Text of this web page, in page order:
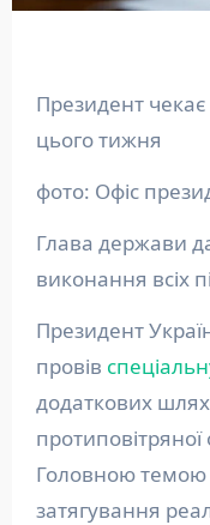
Президент чекає на відповідь чиновників вже
цього тижня
фото: Офіс
Глава держави
виконання всіх
Президент України Володимир Зеленський
провів
додаткових
Головною темою
затягування